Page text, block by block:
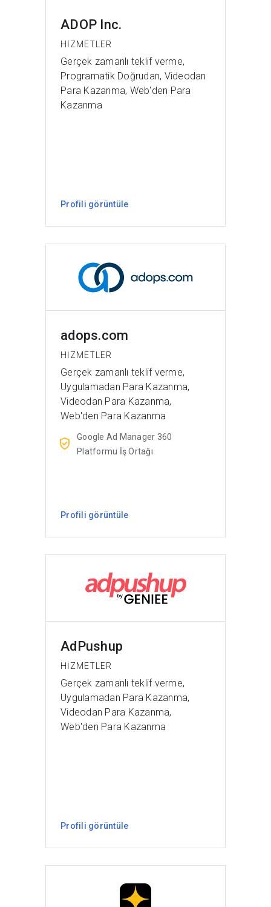
ADOP Inc.
HIZMETLER
Gerçek zamanlı teklif verme,
Programatik Doğrudan, Videodan
Para Kazanma, Web'den Para
Kazanma
Profili görüntüle
adops.com
HIZMETLER
Gerçek zamanlı teklif verme,
Uygulamadan Para Kazanma,
Videodan Para Kazanma,
Web'den Para Kazanma
Google Ad Manager 360
Platformu İş Ortağı
Profili görüntüle
AdPushup
HIZMETLER
Gerçek zamanlı teklif verme,
Uygulamadan Para Kazanma,
Videodan Para Kazanma,
Web'den Para Kazanma
Profili görüntüle